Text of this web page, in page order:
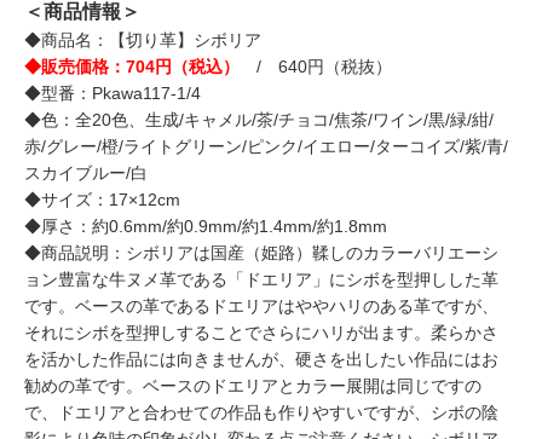
＜商品情報＞
◆商品名：【切り革】シボリア
◆販売価格：704円（税込）
/ 640円（税抜）
◆型番：Pkawa117-1/4
◆色：全20色、生成/キャメル/茶/チョコ/焦茶/ワイン/黒/緑/紺/
赤/グレー/橙/ライトグリーン/ピンク/イエロー/ターコイズ/紫/青/
スカイブルー/白
◆サイズ：17×12cm
◆厚さ：約0.6mm/約0.9mm/約1.4mm/約1.8mm
◆商品説明：シボリアは国産（姫路）鞣しのカラーバリエーシ
ョン豊富な牛ヌメ革である「ドエリア」にシボを型押しした革
です。ベースの革であるドエリアはややハリのある革ですが、
それにシボを型押しすることでさらにハリが出ます。柔らかさ
を活かした作品には向きませんが、硬さを出したい作品にはお
勧めの革です。ベースのドエリアとカラー展開は同じですの
で、ドエリアと合わせての作品も作りやすいですが、シボの陰